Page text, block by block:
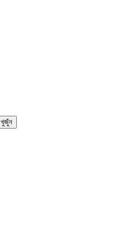
খুজুঁন